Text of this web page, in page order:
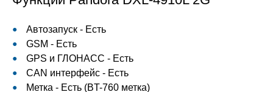
Автозапуск - Есть
GSM - Есть
GPS и ГЛОНАСС - Есть
CAN интерфейс - Есть
Метка - Есть (BT-760 метка)